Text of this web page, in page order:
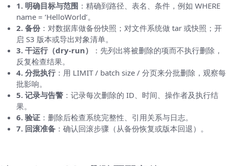
1. 明确目标与范围 ：精确到路径、表名、条件，例如 WHERE
name = ‘HelloWorld’。
2. 备份：对数据库做备份快照；对文件系统做 tar 或快照；开
启 S3 版本或导出对象清单。
3. 干运行（dry‑run）
：先列出将被删除的项而不执行删除，
反复检查结果。
4. 分批执行：用 LIMIT / batch size / 分页来分批删除，观察每
批影响。
5. 记录与告警 ：记录每次删除的 ID、时间、操作者及执行结
果。
6. 验证 ：删除后检查系统完整性、引用关系与日志。
7. 回滚准备 ：确认回滚步骤（从备份恢复或版本回退）。